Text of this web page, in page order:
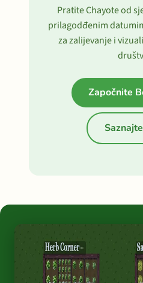
Pratite Chayote od
prilagodđenim
za zalijevanje i
Započnite